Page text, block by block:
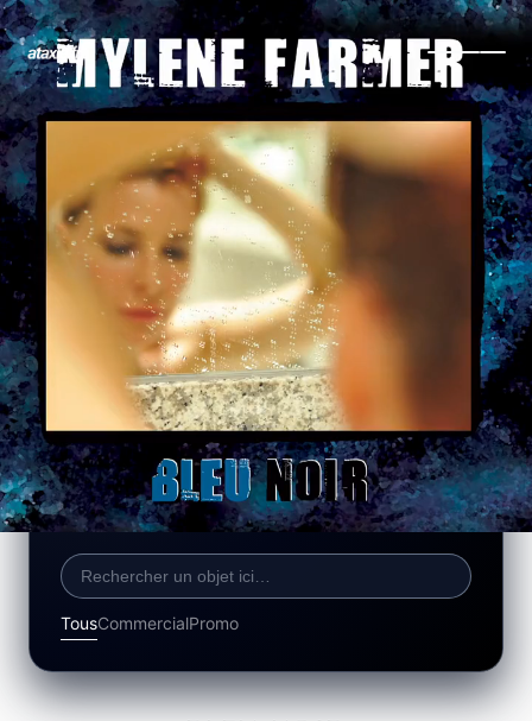
BLEU NOIR
73 objet(s)
Comparer deux objets Ma collection
Ma wishlist
TousCommercialPromo